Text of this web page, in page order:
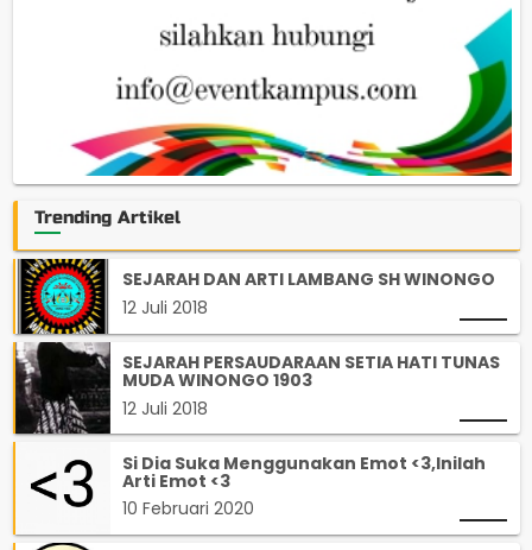
Trending Artikel
SEJARAH DAN ARTI LAMBANG SH WINONGO
12 Juli 2018
SEJARAH PERSAUDARAAN SETIA HATI TUNAS
MUDA WINONGO 1903
12 Juli 2018
Si Dia Suka Menggunakan Emot <3,Inilah
Arti Emot <3
10 Februari 2020